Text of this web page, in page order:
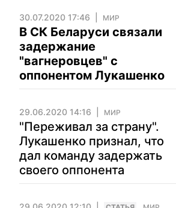
30.07.2020 17:46 МИР
В СК Беларуси связали
задержание
"вагнеровцев" с
оппонентом Лукашенко
29.06.2020 14:16 МИР
"Переживал за страну".
Лукашенко признал, что
дал команду задержать
своего оппонента